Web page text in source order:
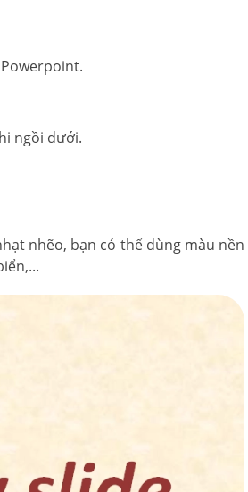
ngồi dưới.
nhẽo, bạn có thể dùng màu nền